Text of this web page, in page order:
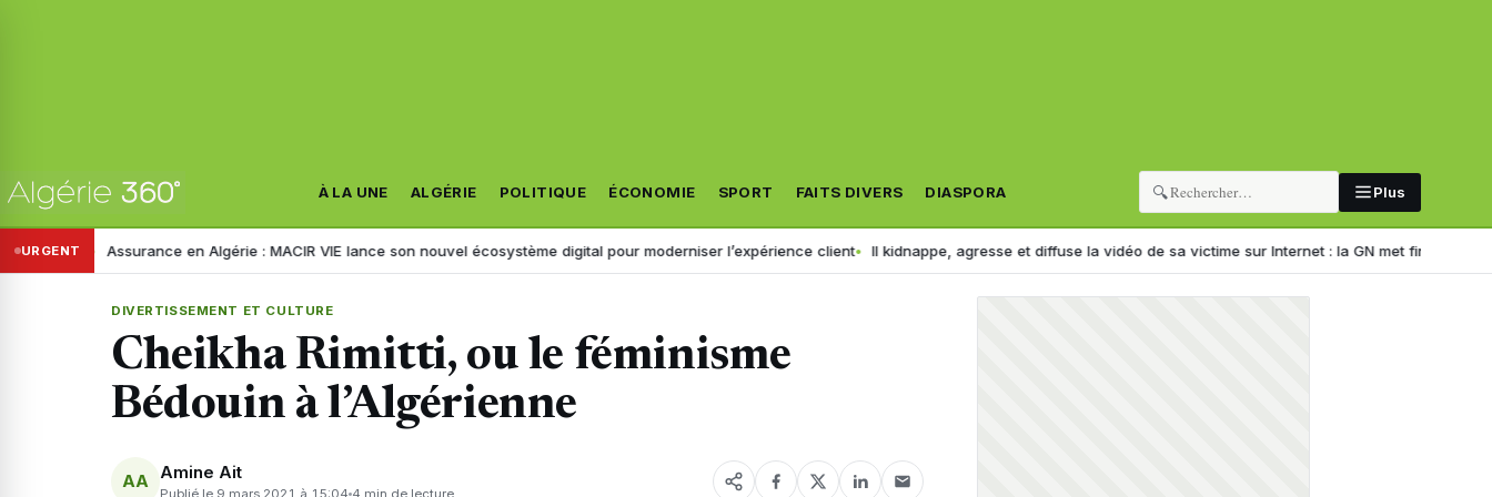
À LA UNE ALGÉRIE POLITIQUE ÉCONOMIE SPORT FAITS DIVERS DIASPORA 🔍 Plus
URGENT
Assurance en Algérie : MACIR VIE lance son nouvel écosystème digital pour moderniser l’expérience client Il kidnappe, agresse et diffuse la vidéo de sa victime sur Internet : la GN met fin à un « show »
DIVERTISSEMENT ET CULTURE
Cheikha Rimitti, ou le féminisme
Bédouin à l’Algérienne
AA Amine Ait
Publié le 9 mars 2021 à 15:04 4 min de lecture